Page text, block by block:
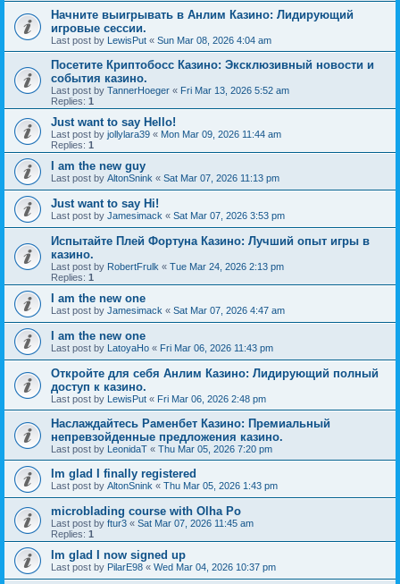
Начните выигрывать в Анлим Казино: Лидирующий
игровые сессии.
Last post by LewisPut « Sun Mar 08, 2026 4:04 am
Посетите Криптобосс Казино: Эксклюзивный новости и
события казино.
Last post by TannerHoeger « Fri Mar 13, 2026 5:52 am
Replies: 1
Just want to say Hello!
Last post by jollylara39 « Mon Mar 09, 2026 11:44 am
Replies: 1
I am the new guy
Last post by AltonSnink « Sat Mar 07, 2026 11:13 pm
Just want to say Hi!
Last post by Jamesimack « Sat Mar 07, 2026 3:53 pm
Испытайте Плей Фортуна Казино: Лучший опыт игры в
казино.
Last post by RobertFrulk « Tue Mar 24, 2026 2:13 pm
Replies: 1
I am the new one
Last post by Jamesimack « Sat Mar 07, 2026 4:47 am
I am the new one
Last post by LatoyaHo « Fri Mar 06, 2026 11:43 pm
Откройте для себя Анлим Казино: Лидирующий полный
доступ к казино.
Last post by LewisPut « Fri Mar 06, 2026 2:48 pm
Наслаждайтесь Раменбет Казино: Премиальный
непревзойденные предложения казино.
Last post by LeonidaT « Thu Mar 05, 2026 7:20 pm
Im glad I finally registered
Last post by AltonSnink « Thu Mar 05, 2026 1:43 pm
microblading course with Olha Po
Last post by ftur3 « Sat Mar 07, 2026 11:45 am
Replies: 1
Im glad I now signed up
Last post by PilarE98 « Wed Mar 04, 2026 10:37 pm